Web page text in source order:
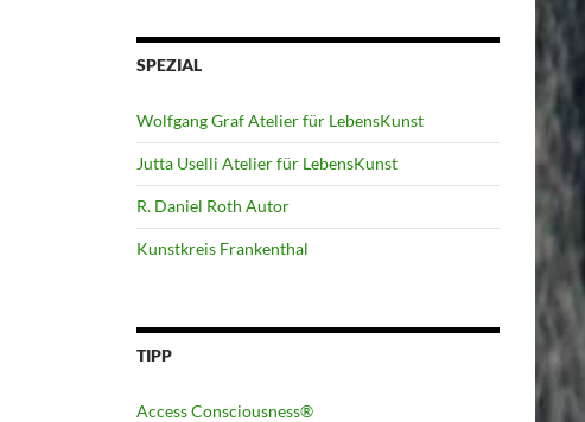
SPEZIAL
Wolfgang Graf Atelier für LebensKunst
Jutta Uselli Atelier für LebensKunst
R. Daniel Roth Autor
Kunstkreis Frankenthal
TIPP
Access Consciousness®